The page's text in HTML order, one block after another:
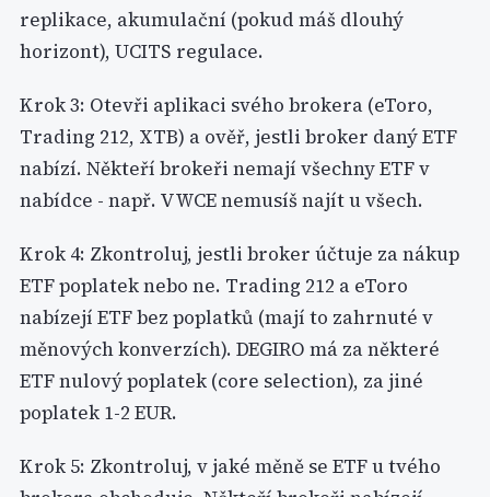
replikace, akumulační (pokud máš dlouhý
horizont), UCITS regulace.
Krok 3: Otevři aplikaci svého brokera (eToro,
Trading 212, XTB) a ověř, jestli broker daný ETF
nabízí. Někteří brokeři nemají všechny ETF v
nabídce - např. VWCE nemusíš najít u všech.
Krok 4: Zkontroluj, jestli broker účtuje za nákup
ETF poplatek nebo ne. Trading 212 a eToro
nabízejí ETF bez poplatků (mají to zahrnuté v
měnových konverzích). DEGIRO má za některé
ETF nulový poplatek (core selection), za jiné
poplatek 1-2 EUR.
Krok 5: Zkontroluj, v jaké měně se ETF u tvého